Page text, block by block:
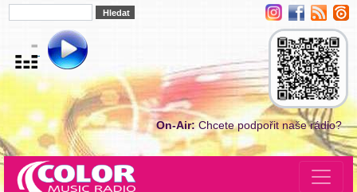
On-Air:Chcete podpořit naše rádio?